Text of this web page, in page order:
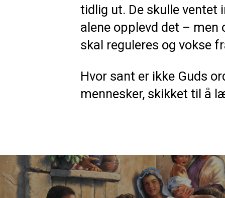
tidlig ut. De skulle ventet
alene opplevd det –
skal reguleres og vokse
Hvor sant er ikke Guds
mennesker, skikket til å